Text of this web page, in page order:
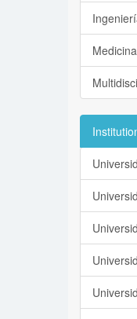
Medicina